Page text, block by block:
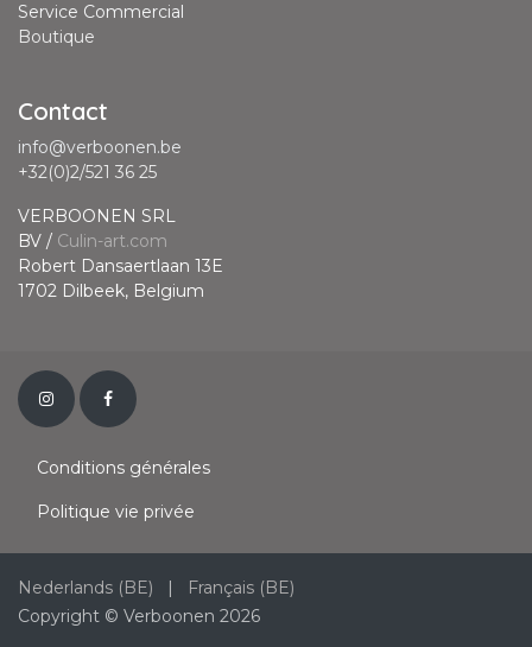
Service Commercial
Boutique
Contact
info@verboonen.be
+32(0)2/521 36 25
VERBOONEN SRL
BV / Culin-art.com
Robert Dansaertlaan 13E
1702 Dilbeek, Belgium
Conditions générales
Politique vie privée
Copyright © Verboonen 2026
Nederlands (BE) Français (BE)